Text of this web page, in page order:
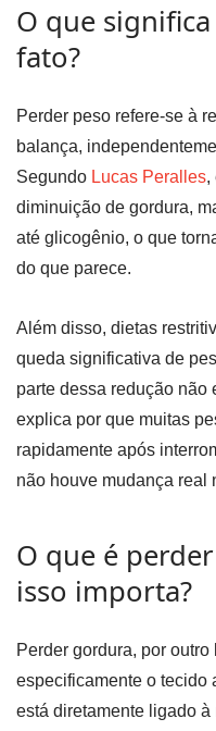
O que
fato?
Perder peso refere-se à
balança,
Segundo Lucas Peralles,
diminuição de gordura,
até glicogênio, o que
do que parece.
Além disso, dietas
queda significativa de
parte dessa redução não
explica por que muitas
rapidamente após
não houve mudança real
O que é
isso importa?
Perder gordura, por
especificamente o tecido
está diretamente ligado